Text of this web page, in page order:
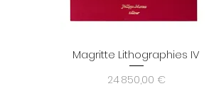
Aperçu rapide
Magritte Lithographies IV
Prix
24 850,00 €